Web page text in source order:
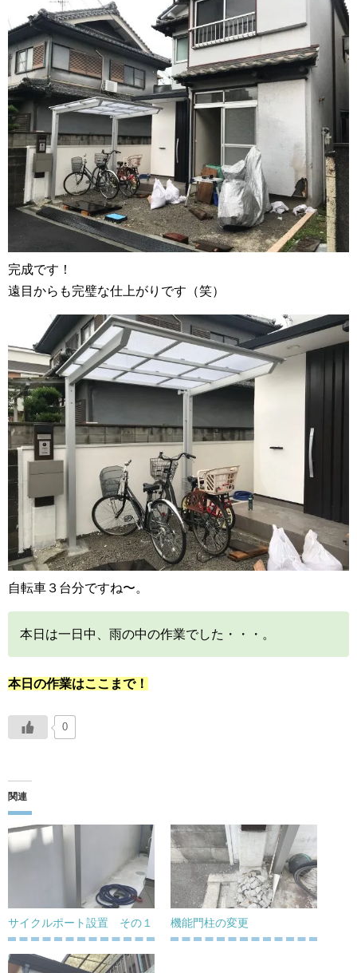
完成です！
遠目からも完璧な仕上がりです（笑）
自転車３台分ですね〜。
本日は一日中、雨の中の作業でした・・・。
本日の作業はここまで！
0
関連
サイクルポート設置 その１ 機能門柱の変更